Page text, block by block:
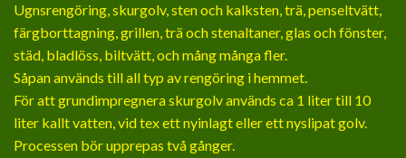
Ugnsrengöring, skurgolv, sten och kalksten, trä, penseltvätt,
färgborttagning, grillen, trä och stenaltaner, glas och fönster,
städ, bladlöss, biltvätt, och mång många fler.
Såpan används till all typ av rengöring i hemmet.
För att grundimpregnera skurgolv används ca 1 liter till 10
liter kallt vatten, vid tex ett nyinlagt eller ett nyslipat golv.
Processen bör upprepas två gånger.